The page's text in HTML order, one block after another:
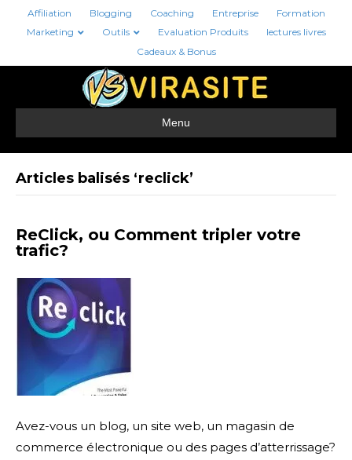
Affiliation Blogging Coaching Entreprise
Formation
Marketing
Outils Evaluation Produits
lectures livres
Cadeaux & Bonus
Menu
Articles balisés ‘reclick’
ReClick, ou Comment tripler votre
trafic?
Avez-vous un blog, un site web, un magasin de
commerce électronique ou des pages d’atterrissage?